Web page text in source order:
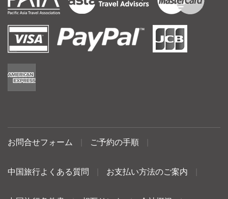
お問合せフォーム ご予約の手順
中国旅行よくある質問 お支払い方法のご案内